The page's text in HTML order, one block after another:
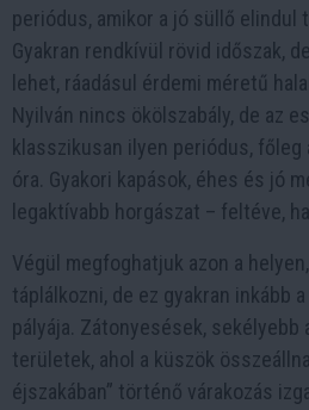
periódus, amikor a jó süllő elindul
Gyakran rendkívül rövid időszak,
lehet, ráadásul érdemi méretű
Nyilván nincs ökölszabály, de az
klasszikusan ilyen periódus,
óra. Gyakori kapások, éhes és jó
legaktívabb horgászat – feltéve,
Végül megfoghatjuk azon a
táplálkozni, de ez gyakran inkább
pályája. Zátonyesések, sekélyebb
területek, ahol a küszök
éjszakában” történő várakozás